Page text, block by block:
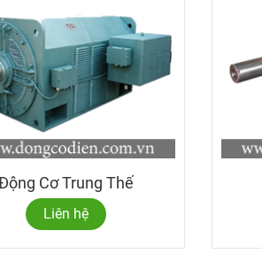
Cơ Trung Thế
Liên hệ